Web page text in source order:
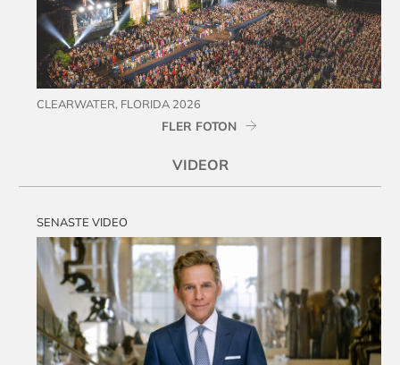
CLEARWATER, FLORIDA 2026
FLER FOTON
VIDEOR
SENASTE VIDEO